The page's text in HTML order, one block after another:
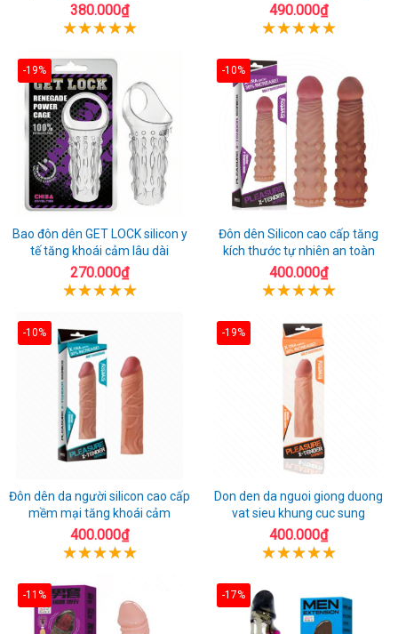
380.000₫ 490.000₫
-19%
Bao đôn dên GET LOCK silicon y
tế tăng khoái cảm lâu dài
270.000₫
-10%
Đôn dên Silicon cao cấp tăng
kích thước tự nhiên an toàn
400.000₫
-10%
Đôn dên da người silicon cao cấp
mềm mại tăng khoái cảm
400.000₫
-19%
Don den da nguoi giong duong
vat sieu khung cuc sung
400.000₫
-11% -17%